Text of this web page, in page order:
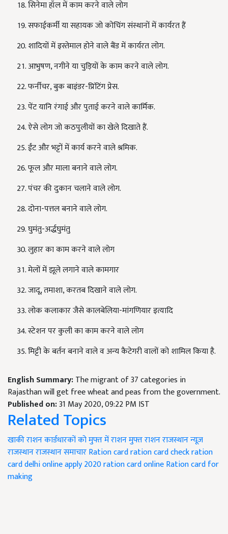
सिनेमा हॉल में काम करने वाले लोग
सफाईकर्मी या सहायक जो कोचिंग संस्थानों में कार्यरत हैं
शादियों में इस्तेमाल होने वाले बैंड में कार्यरत लोग.
आभुषण, नगीने या चुड़ियों के काम करने वाले लोग.
फर्नीचर, बुक बाइंडर-प्रिंटिंग प्रेस.
पेंट यानि रंगाई और पुताई करने वाले कार्मिक.
ऐसे लोग जो कठपुलीयों का खेले दिखाते हैं.
ईंट और भट्टों में कार्य करने वाले श्रमिक.
फूल और माला बनाने वाले लोग.
पंचर की दुकान चलाने वाले लोग.
दोना-पत्तल बनाने वाले लोग.
घुमंतु-अर्द्धघुमंतु
लुहार का काम करने वाले लोग
मेलों में झूले लगाने वाले कामगार
जादू, तमाशा, करतब दिखाने वाले लोग.
लोक कलाकार जैसे कालबेलिया-मांगणियार इत्यादि
स्टेशन पर कुली का काम करने वाले लोग
मिट्टी के बर्तन बनाने वाले व अन्य कैटेगरी वालों को शामिल किया है.
English Summary:The migrant of 37 categories in
Rajasthan will get free wheat and peas from the government.
Published on:31 May 2020, 09:22 PM IST
Related Topics
खाकी राशन कार्डधारकों को मुफ्त में राशनमुफ्त राशनराजस्थान न्यूज़
राजस्थानराजस्थान समाचारRation cardration card checkration
card delhi online apply 2020ration card onlineRation card for
making